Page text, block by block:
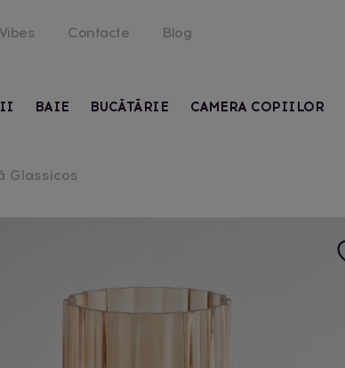
Contacte Blog
BAIE BUCĂTĂRIE CAMERA COPIILOR
Glassicos